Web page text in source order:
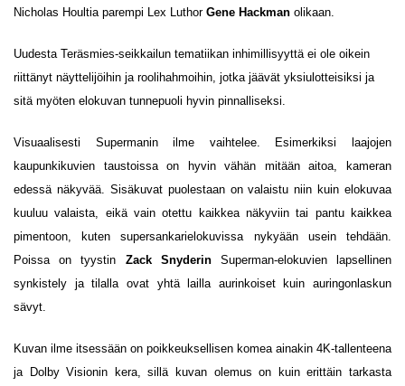
Nicholas Houltia parempi Lex Luthor Gene Hackman olikaan.
Uudesta Teräsmies-seikkailun tematiikan inhimillisyyttä ei ole oikein
riittänyt näyttelijöihin ja roolihahmoihin, jotka jäävät yksiulotteisiksi ja
sitä myöten elokuvan tunnepuoli hyvin pinnalliseksi.
Visuaalisesti Supermanin ilme vaihtelee. Esimerkiksi laajojen
kaupunkikuvien taustoissa on hyvin vähän mitään aitoa, kameran
edessä näkyvää. Sisäkuvat puolestaan on valaistu niin kuin elokuvaa
kuuluu valaista, eikä vain otettu kaikkea näkyviin tai pantu kaikkea
pimentoon, kuten supersankarielokuvissa nykyään usein tehdään.
Poissa on tyystin Zack SnyderinSuperman-elokuvien lapsellinen
synkistely ja tilalla ovat yhtä lailla aurinkoiset kuin auringonlaskun
sävyt.
Kuvan ilme itsessään on poikkeuksellisen komea ainakin 4K-tallenteena
ja Dolby Visionin kera, sillä kuvan olemus on kuin erittäin tarkasta